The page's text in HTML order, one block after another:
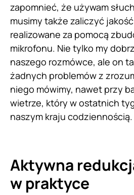
zapomnieć, że używam
musimy także zaliczyć
realizowane za pomocą
mikrofonu. Nie tylko my
naszego rozmówce, ale on
żadnych problemów z
niego mówimy, nawet przy
wietrze, który w ostatnich
naszym kraju codziennością.
Aktywna
w praktyce